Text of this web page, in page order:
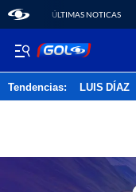
ÚLTIMAS NOTICAS
Tendencias: LUIS DÍAZ